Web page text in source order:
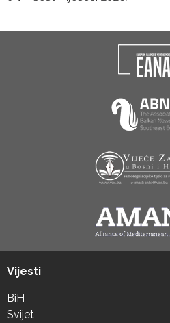
Vijesti
BiH
Svijet